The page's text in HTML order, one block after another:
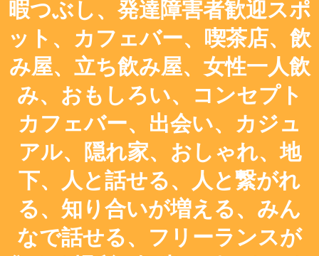
暇つぶし、発達障害者歓迎スポ
ット、カフェバー、喫茶店、飲
み屋、立ち飲み屋、女性一人飲
み、おもしろい、コンセプト
カフェバー、出会い、カジュ
アル、隠れ家、おしゃれ、地
下、人と話せる、人と繋がれ
る、知り合いが増える、みん
なで話せる、フリーランスが